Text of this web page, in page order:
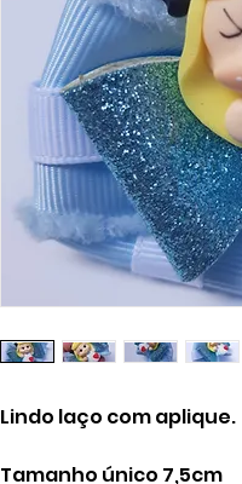
Lindo laço com aplique.
Tamanho único 7,5cm